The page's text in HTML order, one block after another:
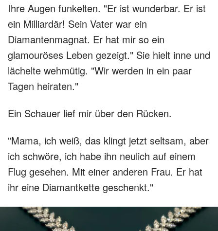
Ihre Augen funkelten. "Er ist wunderbar. Er ist
ein Milliardär! Sein Vater war ein
Diamantenmagnat. Er hat mir so ein
glamouröses Leben gezeigt." Sie hielt inne und
lächelte wehmütig. "Wir werden in ein paar
Tagen heiraten."
Ein Schauer lief mir über den Rücken.
"Mama, ich weiß, das klingt jetzt seltsam, aber
ich schwöre, ich habe ihn neulich auf einem
Flug gesehen. Mit einer anderen Frau. Er hat
ihr eine Diamantkette geschenkt."